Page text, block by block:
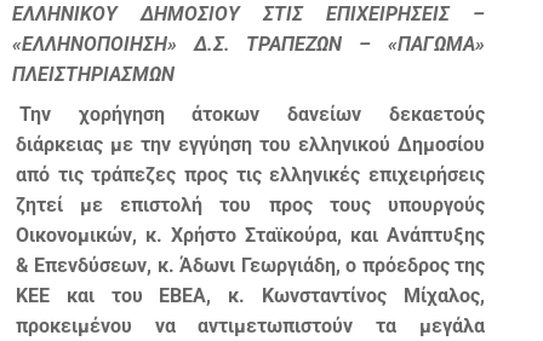
ΕΛΛΗΝΙΚΟΥ ΔΗΜΟΣΙΟΥ ΣΤΙΣ ΕΠΙΧΕΙΡΗΣΕΙΣ –
«ΕΛΛΗΝΟΠΟΙΗΣΗ» Δ.Σ. ΤΡΑΠΕΖΩΝ – «ΠΑΓΩΜΑ»
ΠΛΕΙΣΤΗΡΙΑΣΜΩΝ
Την χορήγηση άτοκων δανείων δεκαετούς
διάρκειας με την εγγύηση του ελληνικού Δημοσίου
από τις τράπεζες προς τις ελληνικές επιχειρήσεις
ζητεί με επιστολή του προς τους υπουργούς
Οικονομικών, κ. Χρήστο Σταϊκούρα, και Ανάπτυξης
& Επενδύσεων, κ. Άδωνι Γεωργιάδη, ο πρόεδρος της
ΚΕΕ και του ΕΒΕΑ, κ. Κωνσταντίνος Μίχαλος,
προκειμένου να αντιμετωπιστούν τα μεγάλα